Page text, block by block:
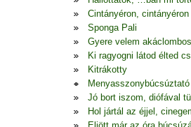
Cintányéron,
Sponga Pali
Gyere velem
Ki ragyogni látod élted
Kitrákotty
Menyasszonybúcsúztató
Jó bort iszom, diófával
Hol jártál az éjjel,